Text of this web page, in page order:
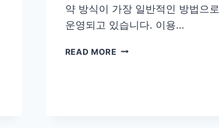
약 방식이 가장 일반적인 방법으로
운영되고 있습니다. 이용…
READ MORE양